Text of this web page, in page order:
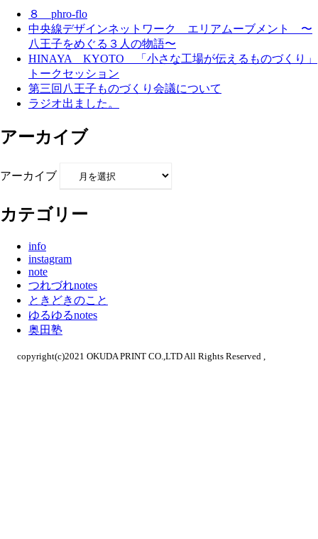
８ phro-flo
中央線デザインネットワーク エリアムーブメント 〜
八王子をめぐる３人の物語〜
HINAYA KYOTO 「小さな工場が伝えるものづくり」
トークセッション
第三回八王子ものづくり会議について
ラジオ出ました。
アーカイブ
アーカイブ
カテゴリー
info
instagram
note
つれづれnotes
ときどきのこと
ゆるゆるnotes
奥田塾
copyright(c)2021 OKUDA PRINT CO.,LTD All Rights Reserved ,